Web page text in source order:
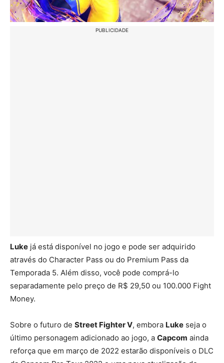
PUBLICIDADE
Luke já está disponível no jogo e pode ser adquirido
através do Character Pass ou do Premium Pass da
Temporada 5. Além disso, você pode comprá-lo
separadamente pelo preço de R$ 29,50 ou 100.000 Fight
Money.
Sobre o futuro de Street Fighter V, embora Luke seja o
último personagem adicionado ao jogo, a Capcom ainda
reforça que em março de 2022 estarão disponíveis o DLC